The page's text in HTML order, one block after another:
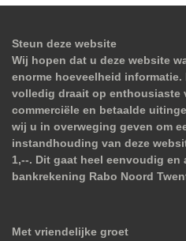
Steun deze website
Wij hopen dat u deze website
enorme hoeveelheid
volledig draait op enthousiaste
commerciële en betaalde
wij u in overweging geven om
instandhouding van deze
1,--. Dit gaat heel eenvoudig
bankrekening Rabo Noord
Met vriendelijke groet